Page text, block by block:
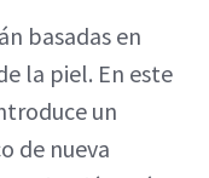
basadas en
la piel. En este
un
de nueva